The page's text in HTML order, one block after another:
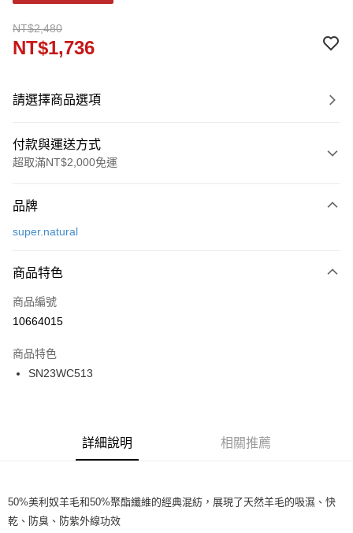
NT$2,480
NT$1,736
請選擇商品選項
付款與運送方式
超取滿NT$2,000免運
信用卡一次付款
Apple Pay
街口支付
ATM付款
每筆NT$100，滿NT$2,000(含以上)免運費
一般7-11取貨
品牌
super.natural
商品特色
商品編號
10664015
商品特色
SN23WC513
詳細說明 相關推薦
50%美利奴羊毛和50%聚酯纖維的經典混紡，展現了天然羊毛的吸濕、快
乾、防臭、防紫外線功效